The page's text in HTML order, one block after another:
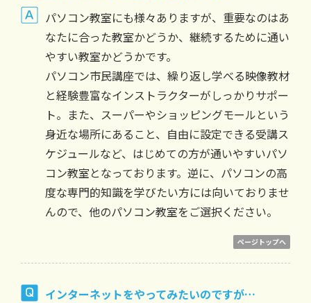
パソコン教室にも様々ありますが、重要なのはあ
なたに合った教室かどうか、継続するために通い
やすい教室かどうかです。
パソコン市民講座では、繰り返し学べる映像教材
と経験豊富なインストラクターがしっかりサポー
ト。また、スーパーやショッピングモールという
身近な場所にあること、自由に設定できる受講ス
ケジュールなど、はじめての方が通いやすいパソ
コン教室となっております。逆に、パソコンの高
度な専門的知識を学びたい方には向いておりませ
んので、他のパソコン教室をご選択ください。
ページトップへ
インターネットをやってみたいのですが…